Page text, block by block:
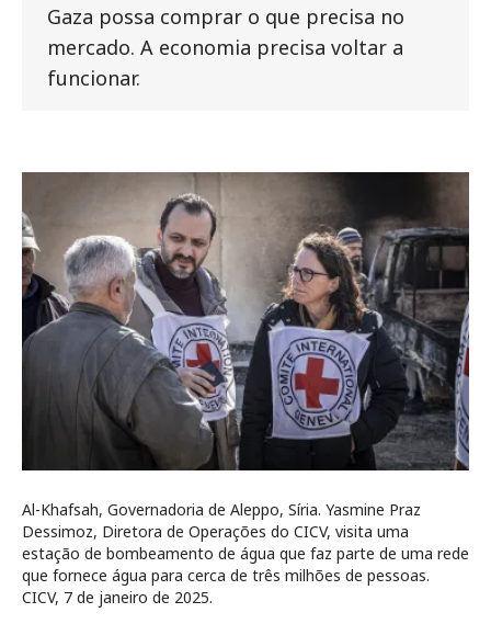
Gaza possa comprar o que precisa no
mercado. A economia precisa voltar a
funcionar.
Al-Khafsah, Governadoria de Aleppo, Síria. Yasmine Praz
Dessimoz, Diretora de Operações do CICV, visita uma
estação de bombeamento de água que faz parte de uma rede
que fornece água para cerca de três milhões de pessoas.
CICV, 7 de janeiro de 2025.